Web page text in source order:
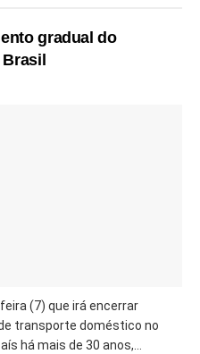
gradual do
(7) que irá encerrar
transporte doméstico no
há mais de 30 anos,...